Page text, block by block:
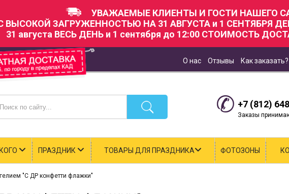
УВАЖАЕМЫЕ КЛИЕНТЫ И ГОСТИ НАШЕГО
ВЫСОКОЙ ЗАГРУЖЕННОСТЬЮ НА 31 АВГУСТА и 1 СЕНТЯБРЯ
31 августа ВЕСЬ ДЕНЬ и 1 сентября до 12:00 СТОИМОСТЬ
О нас Отзывы Как заказать?
+7 (812)
Заказы
ПРАЗДНИК ТОВАРЫ ДЛЯ ПРАЗДНИКА ФОТОЗОНЫ
"С ДР конфетти флажки"